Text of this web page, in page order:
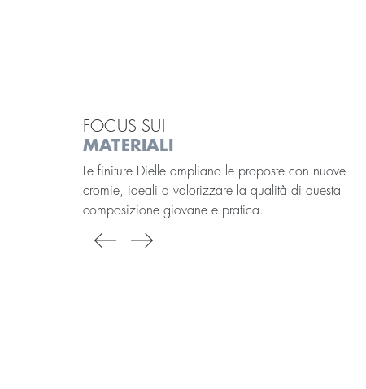
FOCUS SUI
MATERIALI
Le finiture Dielle ampliano le proposte con nuove
cromie, ideali a valorizzare la qualità di questa
composizione giovane e pratica.